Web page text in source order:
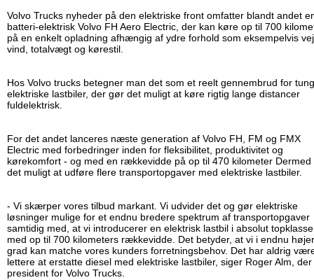
Volvo Trucks nyheder på den elektriske front omfatter blandt andet
batteri-elektrisk Volvo FH Aero Electric, der kan køre op til 700
på en enkelt opladning afhængig af ydre forhold som eksempelvis
vind, totalvægt og kørestil.
Hos Volvo trucks betegner man det som et reelt gennembrud for
elektriske lastbiler, der gør det muligt at køre rigtig lange distancer
fuldelektrisk.
For det andet lanceres næste generation af Volvo FH, FM og FMX
Electric med forbedringer inden for fleksibilitet, produktivitet og
kørekomfort - og med en rækkevidde på op til 470 kilometer Dermed
det muligt at udføre flere transportopgaver med elektriske lastbiler.
- Vi skærper vores tilbud markant. Vi udvider det og gør elektriske
løsninger mulige for et endnu bredere spektrum af transportopgaver
samtidig med, at vi introducerer en elektrisk lastbil i absolut topklasse
med op til 700 kilometers rækkevidde. Det betyder, at vi i endnu
grad kan matche vores kunders forretningsbehov. Det har aldrig
lettere at erstatte diesel med elektriske lastbiler, siger Roger Alm,
president for Volvo Trucks.